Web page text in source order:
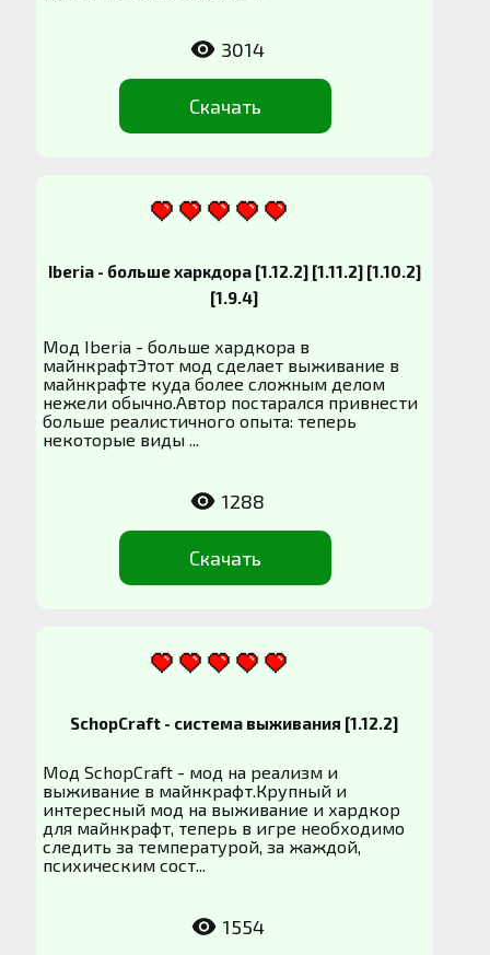
Скачать
3014
Iberia - больше харкдора [1.12.2] [1.11.2] [1.10.2]
[1.9.4]
Мод Iberia - больше хардкора в
майнкрафтЭтот мод сделает выживание в
майнкрафте куда более сложным делом
нежели обычно.Автор постарался привнести
больше реалистичного опыта: теперь
некоторые виды ...
Скачать
1288
SchopCraft - система выживания [1.12.2]
Мод SchopCraft - мод на реализм и
выживание в майнкрафт.Крупный и
интересный мод на выживание и хардкор
для майнкрафт, теперь в игре необходимо
следить за температурой, за жаждой,
психическим сост...
1554